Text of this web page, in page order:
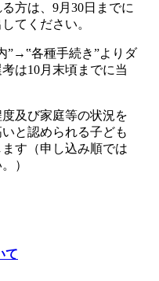
方は、9月30日までに
てください。
”→‟各種手続き”よりダ
は10月末頃までに当
及び家庭等の状況を
と認められる子ども
す（申し込み順では
）
て